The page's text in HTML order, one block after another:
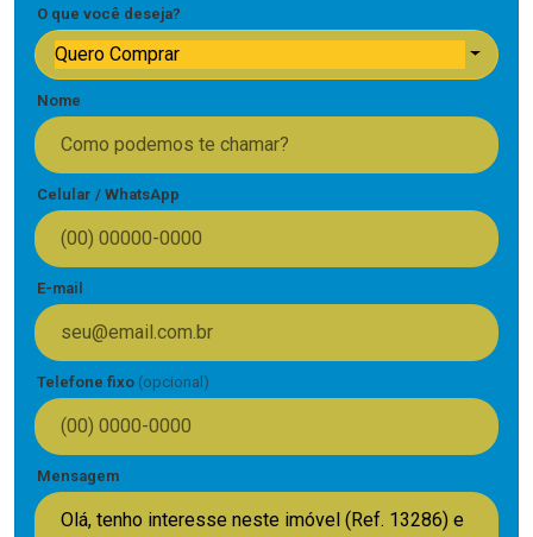
O que você deseja?
Quero Comprar
Nome
Celular / WhatsApp
E-mail
Telefone fixo (opcional)
Mensagem